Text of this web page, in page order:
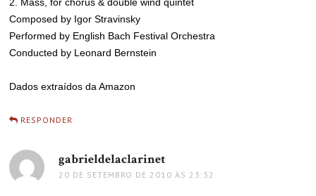
Composed by Igor Stravinsky
Performed by English Bach Festival Orchestra
Conducted by Leonard Bernstein
Dados extraídos da Amazon
RESPONDER
gabrieldelaclarinet
20 DE SETEMBRO DE 2010 ÀS 23:32